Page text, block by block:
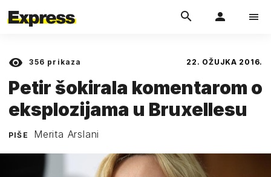
356 prikaza 22. OŽUJKA 2016.
Petir šokirala komentarom o
eksplozijama u Bruxellesu
PIŠE Merita Arslani